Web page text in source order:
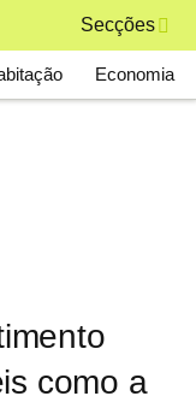
Secções
Economia
como a